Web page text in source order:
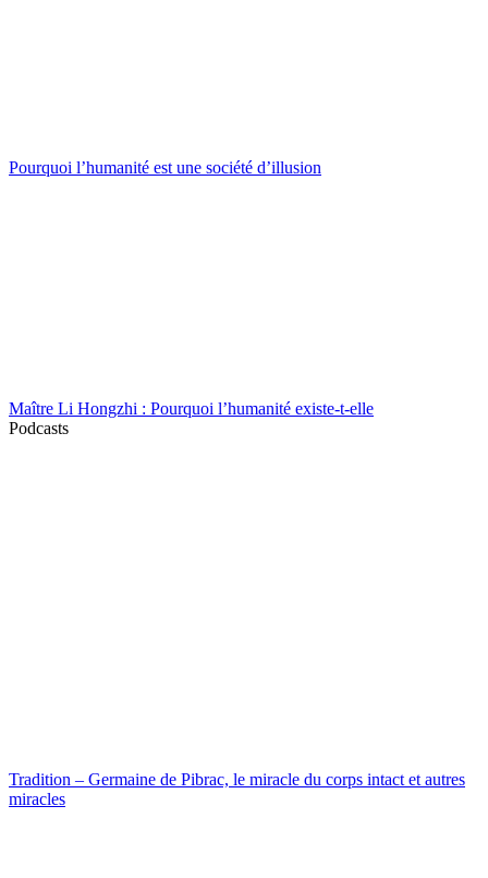
Pourquoi l’humanité est une société d’illusion
Maître Li Hongzhi : Pourquoi l’humanité existe-t-elle
Podcasts
Tradition – Germaine de Pibrac, le miracle du corps intact et autres
miracles